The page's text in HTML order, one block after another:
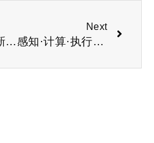
共启产业量产新征程：2026杭州国际具身智能与人形机器人展览会
Next
感知·计算·执行“2026杭州国际具身智能与人形机器人展览会”